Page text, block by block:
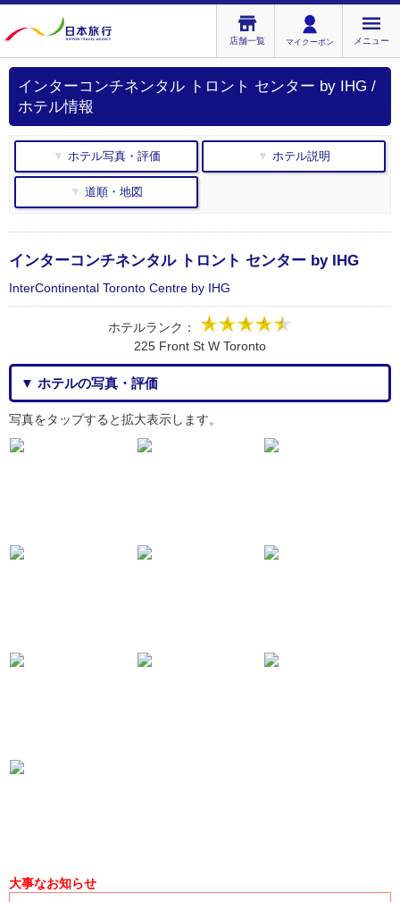
店舗一覧 マイクーポン メニュー
インターコンチネンタル トロント センター by IHG /
ホテル情報
▼ ホテル写真・評価 ▼ ホテル説明
▼ 道順・地図
インターコンチネンタル トロント センター by IHG
InterContinental Toronto Centre by IHG
ホテルランク：
225 Front St W Toronto
▼ ホテルの写真・評価
写真をタップすると拡大表示します。
大事なお知らせ